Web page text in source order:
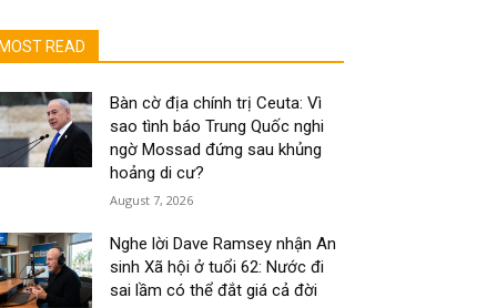
MOST READ
Bàn cờ địa chính trị Ceuta: Vì
sao tình báo Trung Quốc nghi
ngờ Mossad đứng sau khủng
hoảng di cư?
August 7, 2026
Nghe lời Dave Ramsey nhận An
sinh Xã hội ở tuổi 62: Nước đi
sai lầm có thể đắt giá cả đời